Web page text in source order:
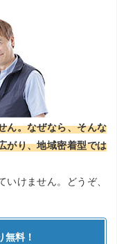
ん。なぜなら、そんな
がり、地域密着型では
けません。どうぞ、
料！